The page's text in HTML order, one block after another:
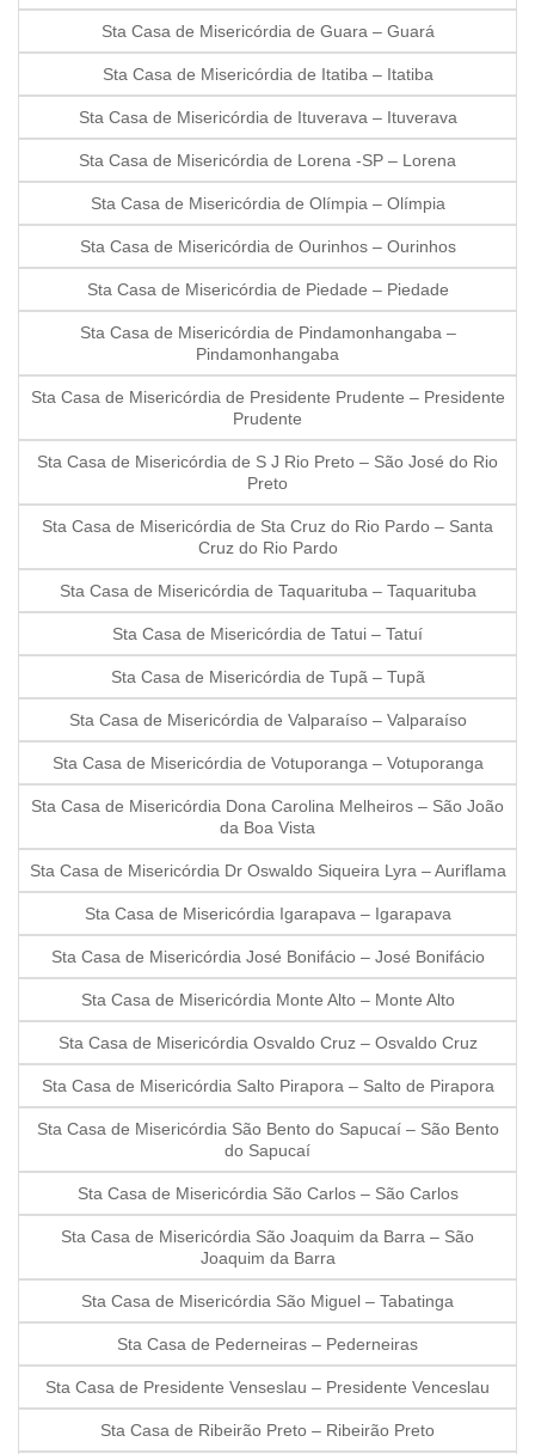
Sta Casa de Misericórdia de Guara – Guará
Sta Casa de Misericórdia de Itatiba – Itatiba
Sta Casa de Misericórdia de Ituverava – Ituverava
Sta Casa de Misericórdia de Lorena -SP – Lorena
Sta Casa de Misericórdia de Olímpia – Olímpia
Sta Casa de Misericórdia de Ourinhos – Ourinhos
Sta Casa de Misericórdia de Piedade – Piedade
Sta Casa de Misericórdia de Pindamonhangaba –
Pindamonhangaba
Sta Casa de Misericórdia de Presidente Prudente – Presidente
Prudente
Sta Casa de Misericórdia de S J Rio Preto – São José do Rio
Preto
Sta Casa de Misericórdia de Sta Cruz do Rio Pardo – Santa
Cruz do Rio Pardo
Sta Casa de Misericórdia de Taquarituba – Taquarituba
Sta Casa de Misericórdia de Tatui – Tatuí
Sta Casa de Misericórdia de Tupã – Tupã
Sta Casa de Misericórdia de Valparaíso – Valparaíso
Sta Casa de Misericórdia de Votuporanga – Votuporanga
Sta Casa de Misericórdia Dona Carolina Melheiros – São João
da Boa Vista
Sta Casa de Misericórdia Dr Oswaldo Siqueira Lyra – Auriflama
Sta Casa de Misericórdia Igarapava – Igarapava
Sta Casa de Misericórdia José Bonifácio – José Bonifácio
Sta Casa de Misericórdia Monte Alto – Monte Alto
Sta Casa de Misericórdia Osvaldo Cruz – Osvaldo Cruz
Sta Casa de Misericórdia Salto Pirapora – Salto de Pirapora
Sta Casa de Misericórdia São Bento do Sapucaí – São Bento
do Sapucaí
Sta Casa de Misericórdia São Carlos – São Carlos
Sta Casa de Misericórdia São Joaquim da Barra – São
Joaquim da Barra
Sta Casa de Misericórdia São Miguel – Tabatinga
Sta Casa de Pederneiras – Pederneiras
Sta Casa de Presidente Venseslau – Presidente Venceslau
Sta Casa de Ribeirão Preto – Ribeirão Preto